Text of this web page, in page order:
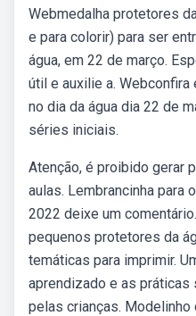
Webmedalha protetores
e para colorir) para ser
água, em 22 de março.
útil e auxilie a.
no dia da água dia 22 de
séries iniciais.
Atenção, é proibido gerar
aulas. Lembrancinha para
2022 deixe um
pequenos protetores da
temáticas para imprimir.
aprendizado e as
pelas crianças.